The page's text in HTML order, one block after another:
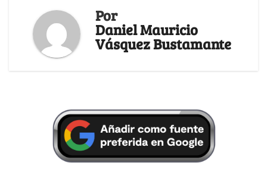
Por
Daniel Mauricio
Vásquez Bustamante